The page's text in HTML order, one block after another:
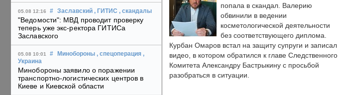
05.08 12:16 # Заславский , ГИТИС , скандалы
"Ведомости": МВД проводит проверку
теперь уже экс-ректора ГИТИСа
Заславского
05.08 10:01 # Минобороны , спецоперация ,
Украина
Минобороны заявило о поражении
транспортно-логистических центров в
Киеве и Киевской области
попала в скандал. Валерию
обвинили в ведении
косметологической деятельности
без соответствующего диплома.
Курбан Омаров встал на защиту супруги и записал
видео, в котором обратился к главе Следственного
Комитета Александру Бастрыкину с просьбой
разобраться в ситуации.